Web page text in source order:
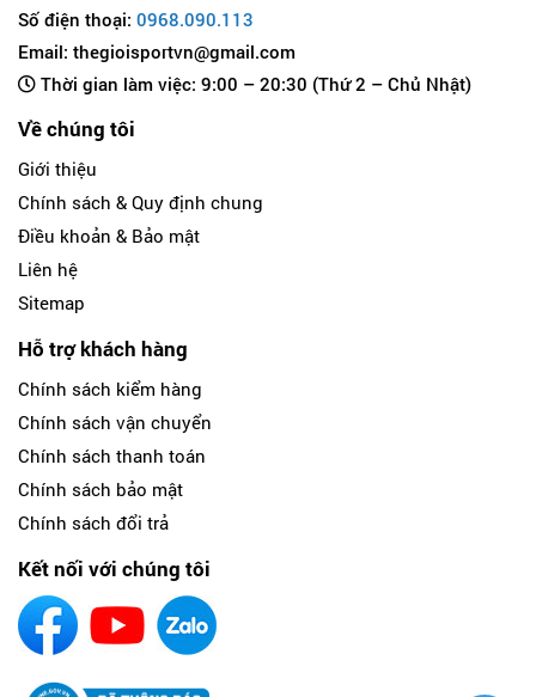
Số điện thoại: 0968.090.113
Email: thegioisportvn@gmail.com
Thời gian làm việc: 9:00 – 20:30 (Thứ 2 – Chủ Nhật)
Về chúng tôi
Giới thiệu
Chính sách & Quy định chung
Điều khoản & Bảo mật
Liên hệ
Sitemap
Hỗ trợ khách hàng
Chính sách kiểm hàng
Chính sách vận chuyển
Chính sách thanh toán
Chính sách bảo mật
Chính sách đổi trả
Kết nối với chúng tôi